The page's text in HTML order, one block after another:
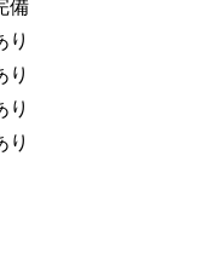
備
り
り
り
り